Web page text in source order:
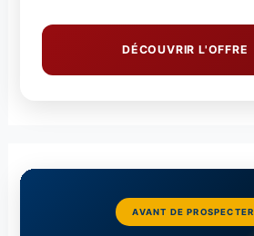
DÉCOUVRIR L'OFFRE
AVANT DE PROSPECTER